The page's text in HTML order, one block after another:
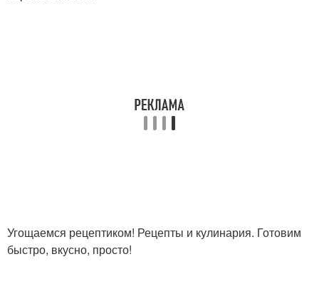
Угощаемся рецептиком! Рецепты и кулинария. Готовим
быстро, вкусно, просто!